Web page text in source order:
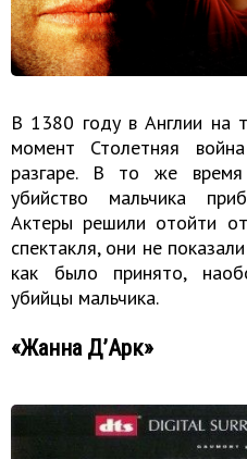
В 1380 году в Англии на
момент Столетняя
разгаре. В то же
убийство мальчика
Актеры решили отойти
спектакля, они не
как было принято,
убийцы мальчика.
«Жанна Д’Арк»